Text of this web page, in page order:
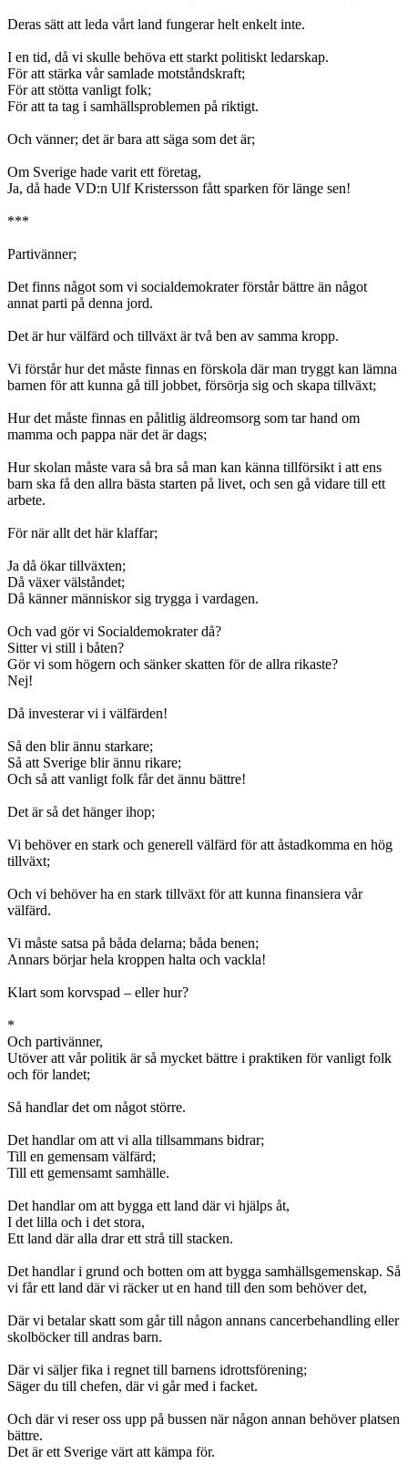
Deras sätt att leda vårt land fungerar helt enkelt inte.
I en tid, då vi skulle behöva ett starkt politiskt ledarskap.
För att stärka vår samlade motståndskraft;
För att stötta vanligt folk;
För att ta tag i samhällsproblemen på riktigt.
Och vänner; det är bara att säga som det är;
Om Sverige hade varit ett företag,
Ja, då hade VD:n Ulf Kristersson fått sparken för länge sen!
***
Partivänner;
Det finns något som vi socialdemokrater förstår bättre än något
annat parti på denna jord.
Det är hur välfärd och tillväxt är två ben av samma kropp.
Vi förstår hur det måste finnas en förskola där man tryggt kan lämna
barnen för att kunna gå till jobbet, försörja sig och skapa tillväxt;
Hur det måste finnas en pålitlig äldreomsorg som tar hand om
mamma och pappa när det är dags;
Hur skolan måste vara så bra så man kan känna tillförsikt i att ens
barn ska få den allra bästa starten på livet, och sen gå vidare till ett
arbete.
För när allt det här klaffar;
Ja då ökar tillväxten;
Då växer välståndet;
Då känner människor sig trygga i vardagen.
Och vad gör vi Socialdemokrater då?
Sitter vi still i båten?
Gör vi som högern och sänker skatten för de allra rikaste?
Nej!
Då investerar vi i välfärden!
Så den blir ännu starkare;
Så att Sverige blir ännu rikare;
Och så att vanligt folk får det ännu bättre!
Det är så det hänger ihop;
Vi behöver en stark och generell välfärd för att åstadkomma en hög
tillväxt;
Och vi behöver ha en stark tillväxt för att kunna finansiera vår
välfärd.
Vi måste satsa på båda delarna; båda benen;
Annars börjar hela kroppen halta och vackla!
Klart som korvspad – eller hur?
*
Och partivänner,
Utöver att vår politik är så mycket bättre i praktiken för vanligt folk
och för landet;
Så handlar det om något större.
Det handlar om att vi alla tillsammans bidrar;
Till en gemensam välfärd;
Till ett gemensamt samhälle.
Det handlar om att bygga ett land där vi hjälps åt,
I det lilla och i det stora,
Ett land där alla drar ett strå till stacken.
Det handlar i grund och botten om att bygga samhällsgemenskap. Så
vi får ett land där vi räcker ut en hand till den som behöver det,
Där vi betalar skatt som går till någon annans cancerbehandling eller
skolböcker till andras barn.
Där vi säljer fika i regnet till barnens idrottsförening;
Säger du till chefen, där vi går med i facket.
Och där vi reser oss upp på bussen när någon annan behöver platsen
bättre.
Det är ett Sverige värt att kämpa för.